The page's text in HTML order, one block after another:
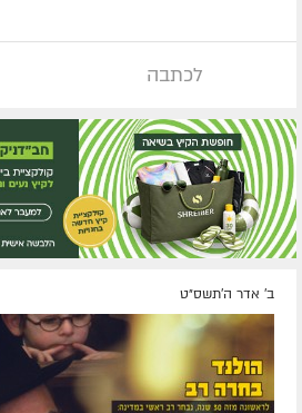
לכתבה
ב' אדר ה׳תשס״ט